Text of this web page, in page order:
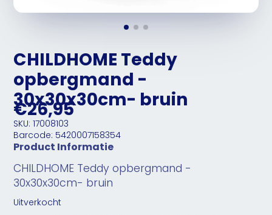
CHILDHOME Teddy
opbergmand -
30x30x30cm- bruin
€26,95
SKU: 17008103
Barcode: 5420007158354
Product Informatie
CHILDHOME Teddy opbergmand -
30x30x30cm- bruin
Uitverkocht